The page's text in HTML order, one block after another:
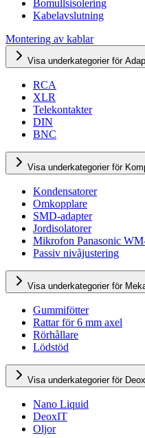
Bomullsisolering
Kabelavslutning
Montering av kablar
Visa underkategorier för
RCA
XLR
Telekontakter
DIN
BNC
Visa underkategorier för
Kondensatorer
Omkopplare
SMD-adapter
Jordisolatorer
Mikrofon Panasonic
Passiv nivåjustering
Visa underkategorier för
Gummifötter
Rattar för 6 mm axel
Rörhållare
Lödstöd
Visa underkategorier för
Nano Liquid
DeoxIT
Oljor